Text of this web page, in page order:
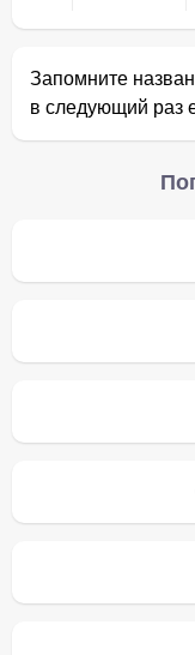
Запомните
в следующий раз